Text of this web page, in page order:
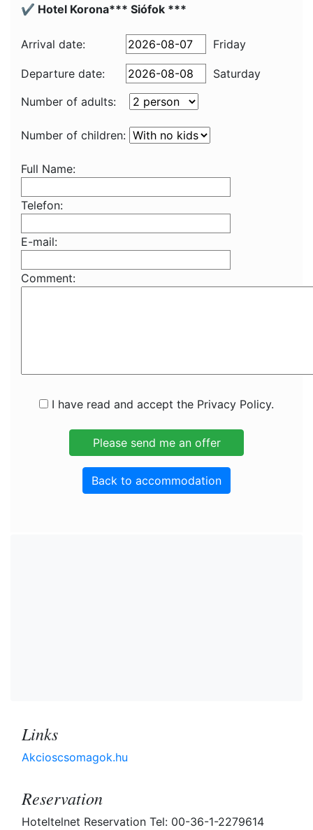
✔️ Hotel Korona*** Siófok ***
Arrival date: Friday
Departure date:
Saturday
Number of adults:
Number of children:
Full Name:
Telefon:
E-mail:
Comment:
I have read and accept the Privacy Policy.
Back to accommodation
Links
Akcioscsomagok.hu
Reservation
Hoteltelnet Reservation Tel: 00-36-1-2279614